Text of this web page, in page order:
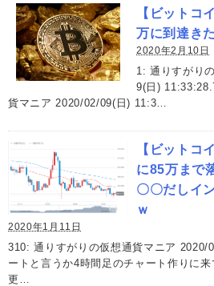
【ビットコ
万に到達き
2020年2月10日
1: 通りすがり
9(日)
貨マニア 2020/02/09(日) 11:3…
【ビットコ
に85万まで
〇〇だしイ
ｗ
2020年1月11日
310: 通りすがりの仮想通貨マニア 2020/
ートと言うか4時間足のチャート作りに
更…